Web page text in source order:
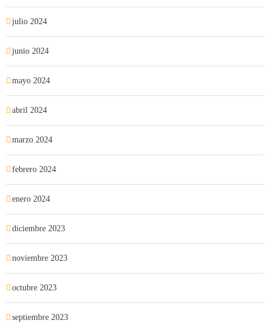
julio 2024
junio 2024
mayo 2024
abril 2024
marzo 2024
febrero 2024
enero 2024
diciembre 2023
noviembre 2023
octubre 2023
septiembre 2023